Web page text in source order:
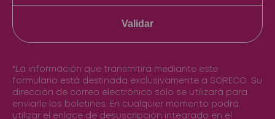
Validar
*La información que transmitirá mediante este
formulario está destinada exclusivamente a SORECO. Su
dirección de correo electrónico sólo se utilizará para
enviarle los boletines. En cualquier momento podrá
utilizar el enlace de desuscripción integrado en el